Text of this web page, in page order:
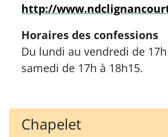
http://
Horaires des confessions
Du lundi au vendredi de
samedi de 17h à 18h15.
Chapelet